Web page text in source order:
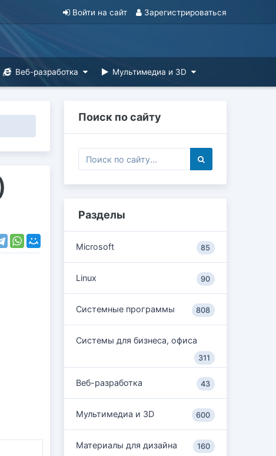
Войти на сайт Зарегистрироваться
Веб-разработка Мультимедиа и 3D
Поиск по сайту
Разделы
Microsoft 85
Linux 90
Системные программы 808
Системы для бизнеса, офиса
311
Веб-разработка 43
Мультимедиа и 3D 600
Материалы для дизайна 160